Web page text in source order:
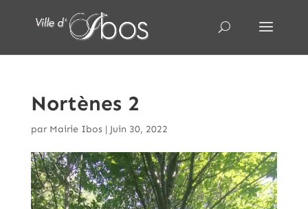
Nortènes 2
par Mairie Ibos| Juin 30, 2022